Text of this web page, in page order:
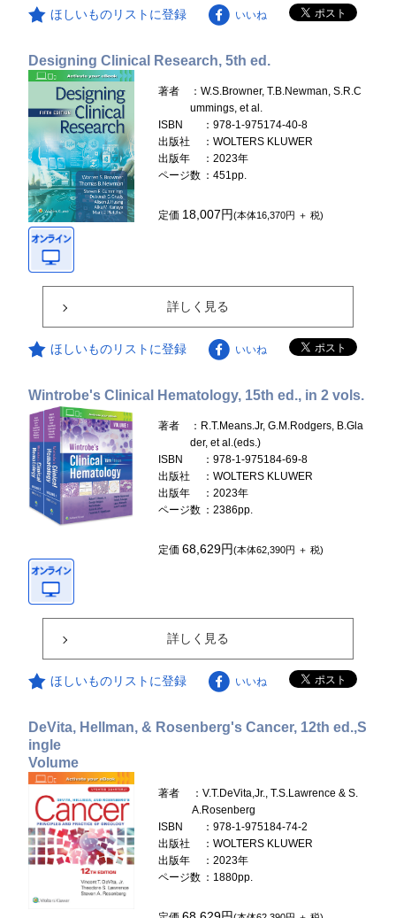
ほしいものリストに登録 いいね
Designing Clinical Research, 5th ed.
著者
：W.S.Browner, T.B.Newman, S.R.C
ummings, et al.
ISBN
：978-1-975174-40-8
出版社
：WOLTERS KLUWER
出版年
：2023年
ページ数 ：451pp.
定価 18,007円(本体16,370円 ＋ 税)
詳しく見る
ほしいものリストに登録 いいね
Wintrobe's Clinical Hematology, 15th ed., in 2 vols.
著者
：R.T.Means.Jr, G.M.Rodgers, B.Gla
der, et al.(eds.)
ISBN
：978-1-975184-69-8
出版社
：WOLTERS KLUWER
出版年
：2023年
ページ数 ：2386pp.
定価68,629円(本体62,390円 ＋ 税)
詳しく見る
ほしいものリストに登録 いいね
DeVita, Hellman, & Rosenberg's Cancer, 12th ed.,S
ingle
Volume
著者
：V.T.DeVita,Jr., T.S.Lawrence & S.
A.Rosenberg
ISBN
：978-1-975184-74-2
出版社
：WOLTERS KLUWER
出版年
：2023年
ページ数 ：1880pp.